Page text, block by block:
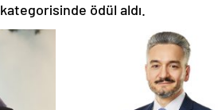
kategorisinde ödül aldı.